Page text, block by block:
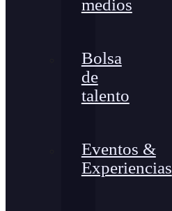
medios
Bolsa
de
talento
Eventos &
Experiencias